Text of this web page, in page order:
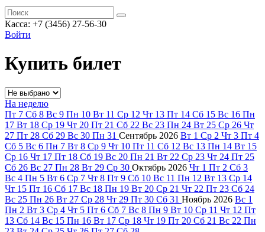
Касса: +7 (3456) 27-56-30
Войти
Купить билет
На неделю
Пт 7 Сб 8 Вс 9 Пн 10 Вт 11 Ср 12 Чт 13 Пт 14 Сб 15 Вс 16 Пн
17 Вт 18 Ср 19 Чт 20 Пт 21 Сб 22 Вс 23 Пн 24 Вт 25 Ср 26 Чт
27 Пт 28 Сб 29 Вс 30 Пн 31 Сентябрь 2026 Вт 1 Ср 2 Чт 3 Пт 4
Сб 5 Вс 6 Пн 7 Вт 8 Ср 9 Чт 10 Пт 11 Сб 12 Вс 13 Пн 14 Вт 15
Ср 16 Чт 17 Пт 18 Сб 19 Вс 20 Пн 21 Вт 22 Ср 23 Чт 24 Пт 25
Сб 26 Вс 27 Пн 28 Вт 29 Ср 30 Октябрь 2026 Чт 1 Пт 2 Сб 3
Вс 4 Пн 5 Вт 6 Ср 7 Чт 8 Пт 9 Сб 10 Вс 11 Пн 12 Вт 13 Ср 14
Чт 15 Пт 16 Сб 17 Вс 18 Пн 19 Вт 20 Ср 21 Чт 22 Пт 23 Сб 24
Вс 25 Пн 26 Вт 27 Ср 28 Чт 29 Пт 30 Сб 31 Ноябрь 2026 Вс 1
Пн 2 Вт 3 Ср 4 Чт 5 Пт 6 Сб 7 Вс 8 Пн 9 Вт 10 Ср 11 Чт 12 Пт
13 Сб 14 Вс 15 Пн 16 Вт 17 Ср 18 Чт 19 Пт 20 Сб 21 Вс 22 Пн